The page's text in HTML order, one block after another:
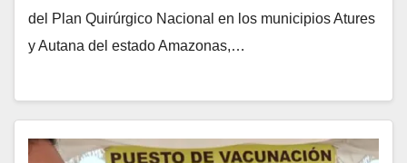
del Plan Quirúrgico Nacional en los municipios Atures
y Autana del estado Amazonas,…